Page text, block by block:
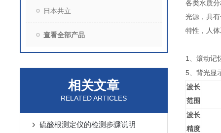
日本共立
查看全部产品
相关文章
RELATED ARTICLES
硫酸根测定仪的检测步骤说明
各类水质
光源，具
特性，人
1 、滚动记
5、背光显
波长
范围
波长
精度